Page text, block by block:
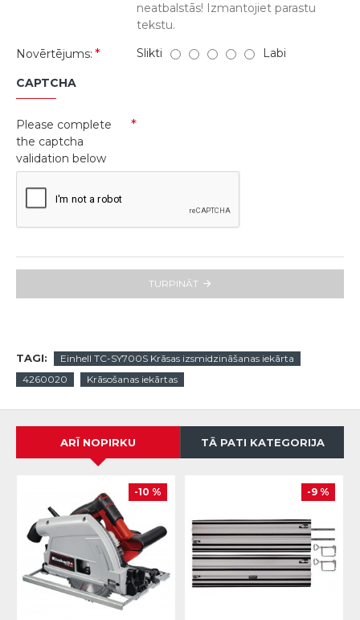
neatbalstās! Izmantojiet parastu
tekstu.
Novērtējums:
Slikti Labi
CAPTCHA
Please complete
the captcha
validation below
TURPINĀT
TAGI:
Einhell TC-SY700S Krāsas izsmidzināšanas iekārta
4260020
Krāsošanas iekārtas
ARĪ NOPIRKU TĀ PATI KATEGORIJA
-10 % -9 %